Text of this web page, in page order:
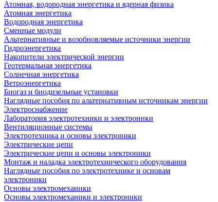
Атомная, водородная энергетика и ядерная физика
Атомная энергетика
Водородная энергетика
Сменные модули
Альтернативные и возобновляемые источники энергии
Гидроэнергетика
Накопители электрической энергии
Геотермальная энергетика
Солнечная энергетика
Ветроэнергетика
Биогаз и биодизельные установки
Наглядные пособия по альтернативным источникам энергии
Электроснабжение
Лаборатория электротехники и электроники
Вентиляционные системы
Электротехника и основы электроники
Электрические цепи
Электрические цепи и основы электроники
Монтаж и наладка электротехнического оборудования
Наглядные пособия по электротехнике и основам
электроники
Основы электромеханики
Основы электромеханики и электроники